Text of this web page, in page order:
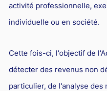
activité professionnelle,
individuelle ou en société.
Cette fois-ci, l'objectif de
détecter des revenus non
particulier, de l'analyse des